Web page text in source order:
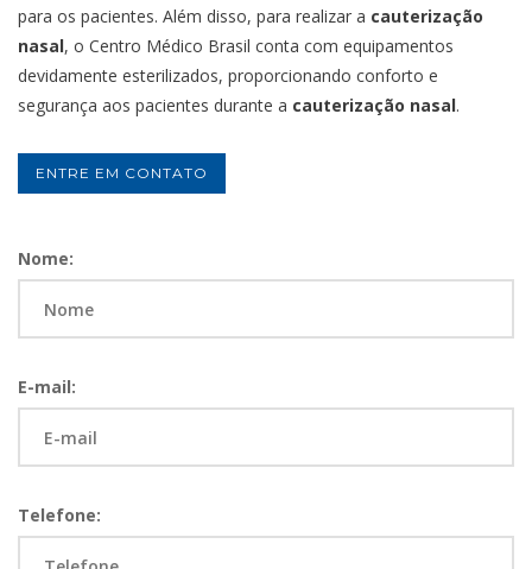
para os pacientes. Além disso, para realizar a cauterização
nasal, o Centro Médico Brasil conta com equipamentos
devidamente esterilizados, proporcionando conforto e
segurança aos pacientes durante a cauterização nasal.
ENTRE EM CONTATO
Nome:
E-mail:
Telefone: